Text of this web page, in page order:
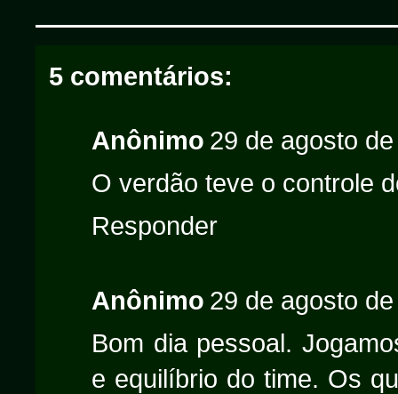
5 comentários:
Anônimo 29 de agosto
O verdão teve o controle
Responder
Anônimo 29 de agosto
Bom dia pessoal.
e equilíbrio do time. Os